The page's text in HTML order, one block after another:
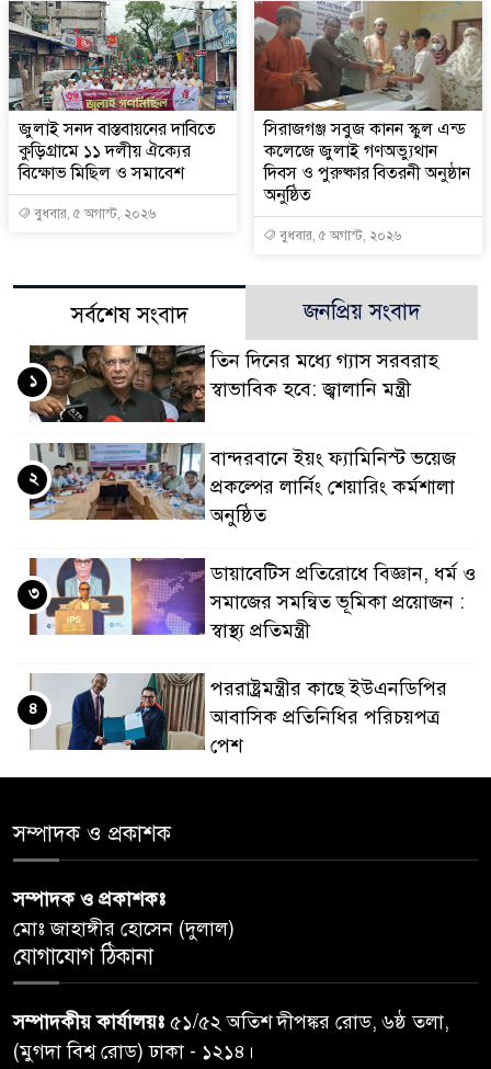
জুলাই সনদ বাস্তবায়নের দাবিতে
কুড়িগ্রামে ১১ দলীয় ঐক্যের
বিক্ষোভ মিছিল ও সমাবেশ
বুধবার, ৫ অগাস্ট, ২০২৬
সিরাজগঞ্জ সবুজ কানন স্কুল এন্ড
কলেজে জুলাই গণঅভ্যুথান
দিবস ও পুরুষ্কার বিতরনী অনুষ্ঠান
অনুষ্ঠিত
বুধবার, ৫ অগাস্ট, ২০২৬
সর্বশেষ সংবাদ জনপ্রিয় সংবাদ
তিন দিনের মধ্যে গ্যাস সরবরাহ
স্বাভাবিক হবে: জ্বালানি মন্ত্রী
১
বান্দরবানে ইয়ং ফ্যামিনিস্ট ভয়েজ
প্রকল্পের লার্নিং শেয়ারিং কর্মশালা
অনুষ্ঠিত
২
ডায়াবেটিস প্রতিরোধে বিজ্ঞান, ধর্ম ও
সমাজের সমন্বিত ভূমিকা প্রয়োজন :
স্বাস্থ্য প্রতিমন্ত্রী
৩
পররাষ্ট্রমন্ত্রীর কা‌ছে ইউএনডিপির
আবাসিক প্রতিনিধির পরিচয়পত্র
পেশ
৪
৫
ঝড়বৃষ্টির পূর্বাভাস
৬
অনুশ্রীর, মিলল হারমোনিয়াম
উপহার
৭
সম্পাদক ও প্রকাশক
সম্পাদক ও প্রকাশকঃ
মোঃ জাহাঙ্গীর হোসেন (দুলাল)
যোগাযোগ ঠিকানা
সম্পাদকীয় কার্যালয়ঃ ৫১/৫২ অতিশ দীপঙ্কর রোড, ৬ষ্ঠ তলা,
(মুগদা বিশ্ব রোড) ঢাকা - ১২১৪।